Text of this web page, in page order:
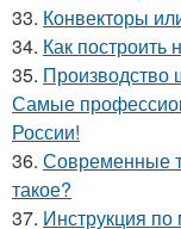
33. Конвекторы
34. Как
35. Производство
Самые
России!
36. Современные
такое?
37. Инструкция